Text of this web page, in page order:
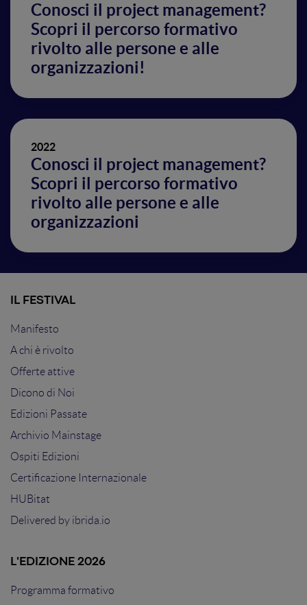
Conosci il project management?
Scopri il percorso formativo
rivolto alle persone e alle
organizzazioni!
2022
Conosci il project management?
Scopri il percorso formativo
rivolto alle persone e alle
organizzazioni
IL FESTIVAL
Manifesto
A chi è rivolto
Offerte attive
Dicono di Noi
Edizioni Passate
Archivio Mainstage
Ospiti Edizioni
Certificazione Internazionale
HUBitat
Delivered by ibrida.io
L'EDIZIONE 2026
Programma formativo